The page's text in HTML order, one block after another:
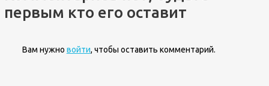
первым кто его оставит
Вам нужно войти, чтобы оставить комментарий.